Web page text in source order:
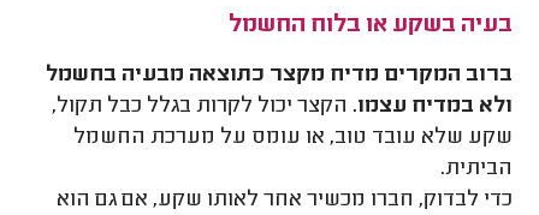
בעיה בשקע או בלוח החשמל
ברוב המקרים מדיח מקצר כתוצאה מבעיה בחשמל
ולא במדיח עצמו. הקצר יכול לקרות בגלל כבל תקול,
שקע שלא עובד טוב, או עומס על מערכת החשמל
הביתית.
כדי לבדוק, חברו מכשיר אחר לאותו שקע, אם גם הוא